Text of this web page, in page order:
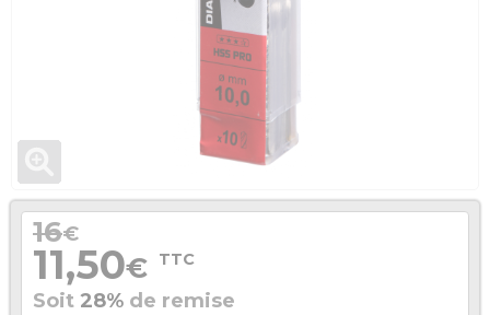
16€
11,50€ TTC
Soit 28% de remise